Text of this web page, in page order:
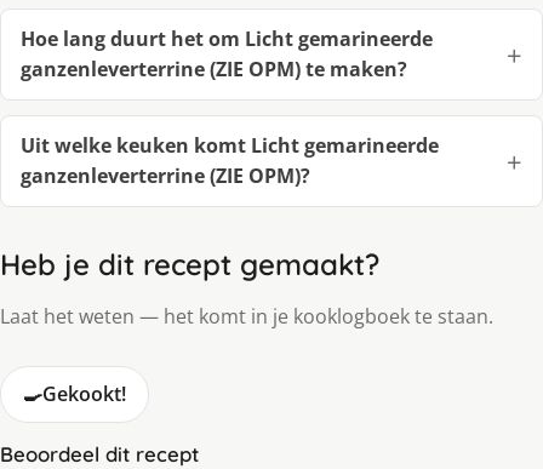
Hoe lang duurt het om Licht gemarineerde
ganzenleverterrine (ZIE OPM) te maken?
Uit welke keuken komt Licht gemarineerde
ganzenleverterrine (ZIE OPM)?
Heb je dit recept gemaakt?
Laat het weten — het komt in je kooklogboek te staan.
🍳Gekookt!
Beoordeel dit recept